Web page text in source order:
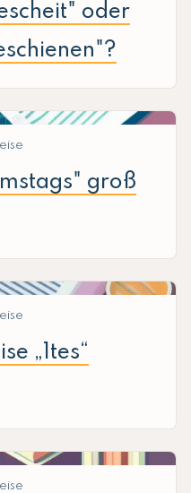
oder
groß
„1tes“